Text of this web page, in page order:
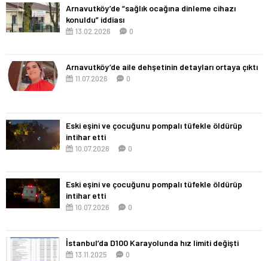
Arnavutköy’de “sağlık ocağına dinleme cihazı
konuldu” iddiası
13.02.2026 0
Arnavutköy’de aile dehşetinin detayları ortaya çıktı
11.07.2026 0
Eski eşini ve çocuğunu pompalı tüfekle öldürüp
intihar etti
10.07.2026 0
Eski eşini ve çocuğunu pompalı tüfekle öldürüp
intihar etti
10.07.2026 0
İstanbul’da D100 Karayolunda hız limiti değişti
13.11.2025 0